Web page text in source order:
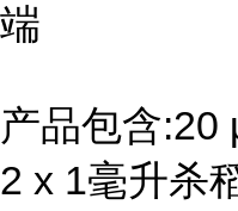
端
产品包含:20
2 x 1毫升杀